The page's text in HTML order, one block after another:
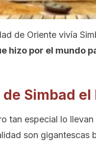
de Oriente vivía
hizo por el mundo
Simbad el
tan especial lo
son gigantescas